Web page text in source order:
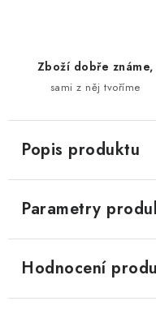
Zboží dobře známe,
sami z něj tvoříme
Popis produktu
Parametry
Hodnocení